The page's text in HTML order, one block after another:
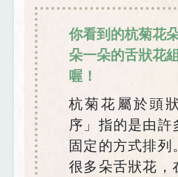
你看到的杭菊花
朵一朵的舌狀花
喔！
杭菊花屬於頭
序」指的是由許
固定的方式排列
很多朵舌狀花，